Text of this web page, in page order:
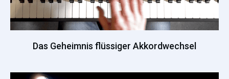
Das Geheimnis flüssiger Akkordwechsel